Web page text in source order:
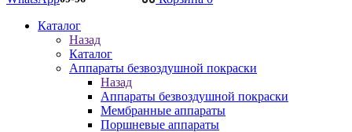
Каталог
Назад
Каталог
Аппараты безвоздушной покраски
Назад
Аппараты безвоздушной покраски
Мембранные аппараты
Поршневые аппараты